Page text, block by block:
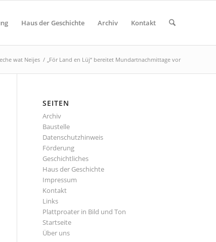
Haus der Geschichte Archiv Kontakt
wat Neijes / „För Land en Lüj“ bereitet Mundartnachmittage vor
SEITEN
Archiv
Baustelle
Datenschutzhinweis
Förderung
Geschichtliches
Haus der Geschichte
Impressum
Kontakt
Links
Plattproater in Bild und Ton
Startseite
Über uns